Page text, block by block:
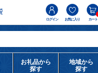
ログイン お気に入り カート
お礼品から
探す
地域から
探す